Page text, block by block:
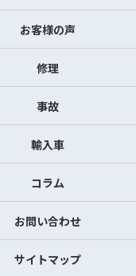
お客様の声
修理
事故
輸入車
コラム
お問い合わせ
サイトマップ